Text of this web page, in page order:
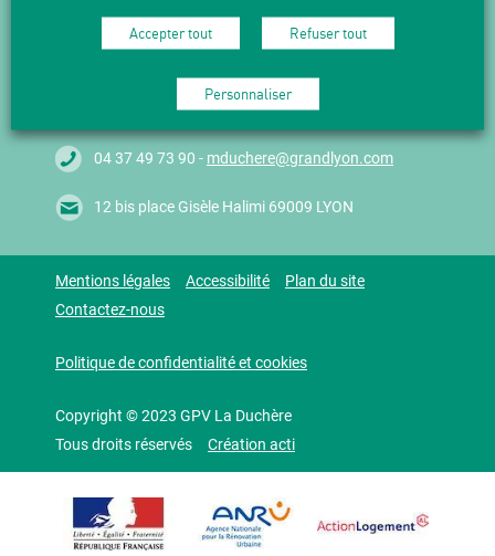
M'abonner
04 37 49 73 90 - mduchere@grandlyon.com
12 bis place Gisèle Halimi 69009 LYON
Mentions légales Accessibilité
Plan du site
Contactez-nous
Politique de confidentialité et cookies
Copyright © 2023 GPV La Duchère
Tous droits réservés
Création acti
Accepter tout Refuser tout
Personnaliser